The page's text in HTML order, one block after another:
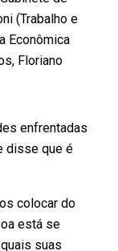
(Trabalho e
Econômica
Floriano
enfrentadas
disse que é
colocar do
está se
suas